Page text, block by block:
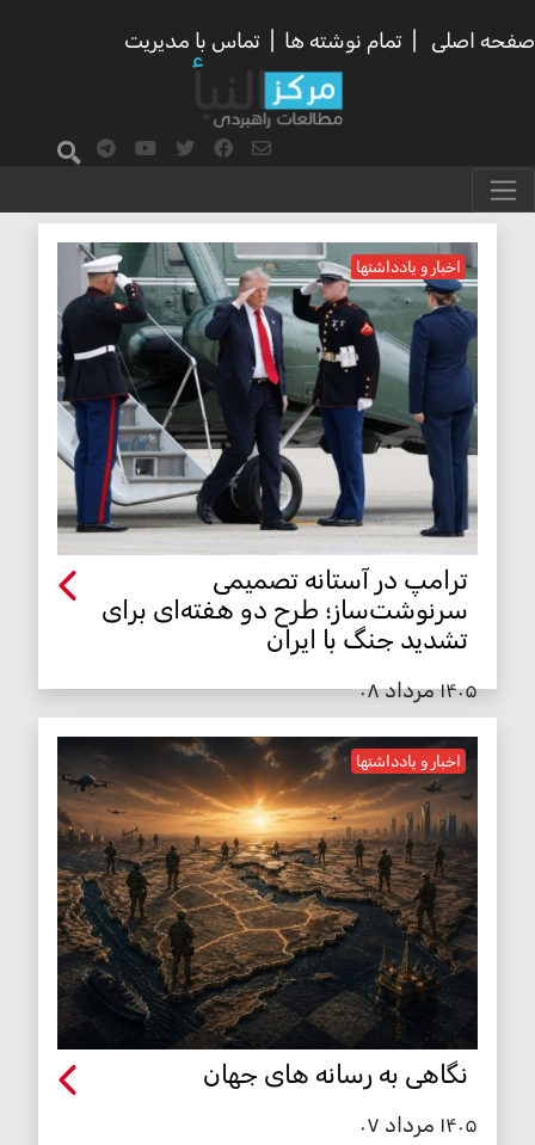
صفحه اصلی تمام نوشته ها تماس با مدیریت
اخبار و یادداشتها
ترامپ در آستانه تصمیمی
سرنوشت‌ساز؛ طرح دو هفته‌ای برای
تشدید جنگ با ایران
۱۴۰۵ مرداد ۰۸
اخبار و یادداشتها
نگاهی به رسانه های جهان
۱۴۰۵ مرداد ۰۷